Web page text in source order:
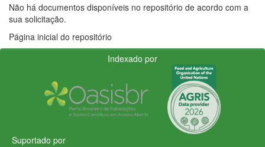
Não há documentos disponíveis no repositório de acordo com a
sua solicitação.
Página inicial do repositório
Indexado por
Suportado por